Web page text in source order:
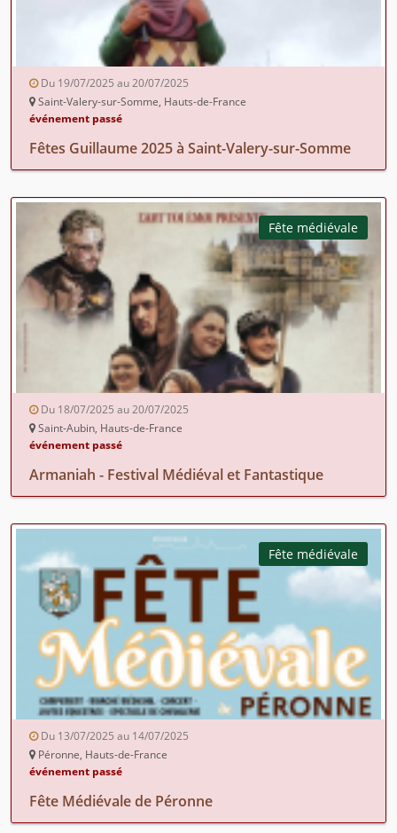
Du 19/07/2025 au 20/07/2025
Saint-Valery-sur-Somme, Hauts-de-France
événement passé
Fêtes Guillaume 2025 à Saint-Valery-sur-Somme
Fête médiévale
Du 18/07/2025 au 20/07/2025
Saint-Aubin, Hauts-de-France
événement passé
Armaniah - Festival Médiéval et Fantastique
Fête médiévale
Du 13/07/2025 au 14/07/2025
Péronne, Hauts-de-France
événement passé
Fête Médiévale de Péronne